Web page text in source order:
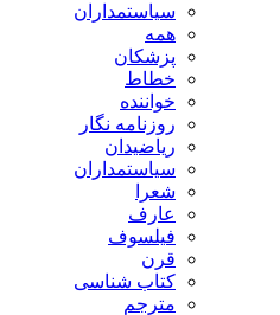
سیاستمداران
همه
پزشکان
خطاط
خواننده
روزنامه نگار
ریاضیدان
سیاستمداران
شعرا
عارف
فیلسوف
قرن
کتاب شناسی
مترجم